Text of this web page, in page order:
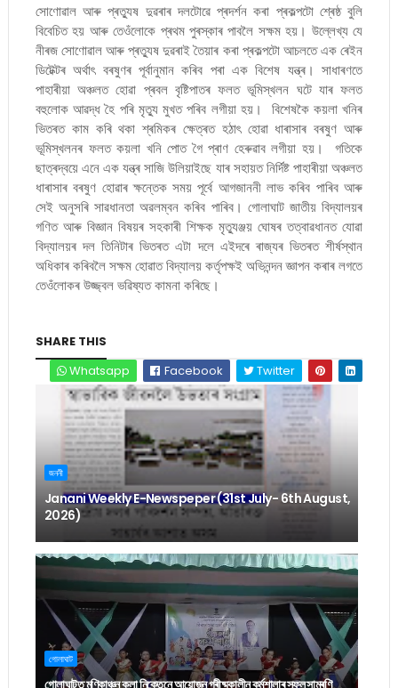
সোণোৱাল আৰু প্ৰত্যুষ দুৱৰাৰ দলটোৱে প্ৰদৰ্শন কৰা প্ৰকল্পটো শ্ৰেষ্ঠ বুলি
বিবেচিত হয় আৰু তেওঁলোকে প্ৰথম পুৰস্কাৰ পাবলৈ সক্ষম হয়। উল্লেখ্য যে
নীৰজ সোণোৱাল আৰু প্ৰত্যুষ দুৱৰাই তৈয়াৰ কৰা প্ৰকল্পটো আচলতে এক ৰেইন
ডিটেক্টৰ অৰ্থাৎ বৰষুণৰ পূৰ্বানুমান কৰিব পৰা এক বিশেষ যন্ত্ৰ। সাধাৰণতে
পাহাৰীয়া অঞ্চলত হোৱা প্ৰবল বৃষ্টিপাতৰ ফলত ভূমিস্খলন ঘটে যাৰ ফলত
বহুলোক আৱদ্ধ হৈ পৰি মৃত্যু মুখত পৰিব লগীয়া হয়। বিশেষকৈ কয়লা খনিৰ
ভিতৰত কাম কৰি থকা শ্ৰমিকৰ ক্ষেত্ৰত হঠাৎ হোৱা ধাৰাসাৰ বৰষুণ আৰু
ভূমিস্খলনৰ ফলত কয়লা খনি পোত গৈ প্ৰাণ হেৰুৱাব লগীয়া হয়। গতিকে
ছাত্ৰদ্বয়ে এনে এক যন্ত্ৰ সাজি উলিয়াইছে যাৰ সহায়ত নিৰ্দিষ্ট পাহাৰীয়া অঞ্চলত
ধাৰাসাৰ বৰষুণ হোৱাৰ ক্ষন্তেক সময় পূৰ্বে আগজাননী লাভ কৰিব পাৰিব আৰু
সেই অনুসৰি সাৱধানতা অৱলম্বন কৰিব পাৰিব। গোলাঘাট জাতীয় বিদ্যালয়ৰ
গণিত আৰু বিজ্ঞান বিষয়ৰ সহকাৰী শিক্ষক মৃত্যুঞ্জয় ঘোষৰ তত্বাৱধানত যোৱা
বিদ্যালয়ৰ দল তিনিটাৰ ভিতৰত এটা দলে এইদৰে ৰাজ্যৰ ভিতৰত শীৰ্ষস্থান
অধিকাৰ কৰিবলৈ সক্ষম হোৱাত বিদ্যালয় কৰ্তৃপক্ষই অভিনন্দন জ্ঞাপন কৰাৰ লগতে
তেওঁলোকৰ উজ্জ্বল ভৱিষ্যত কামনা কৰিছে।
SHARE THIS
Whatsapp
Facebook Twitter
জননী
Janani Weekly E-Newspeper (31st July- 6th August,
2026)
গোলাঘাট
গোলাঘাটত মণিকাঞ্চন কলা নিকেতনে আয়োজন গ্ৰীষ্মকালীন কৰ্মশালাৰ সফল সামৰণি